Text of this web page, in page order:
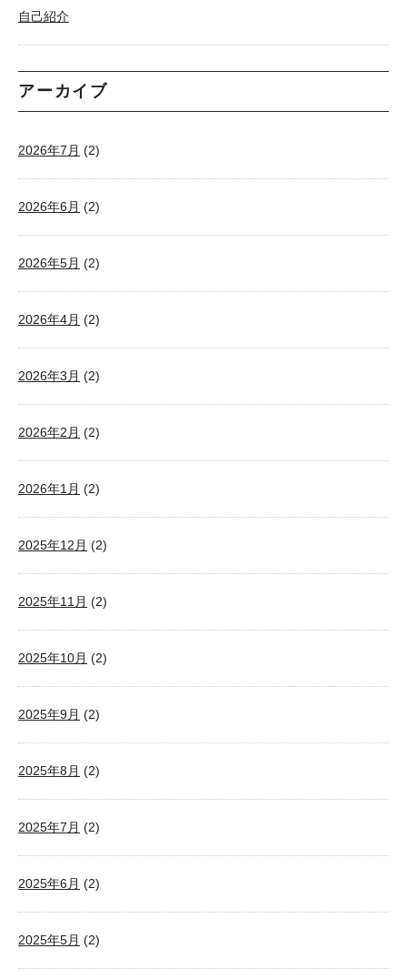
自己紹介
アーカイブ
2026年7月 (2)
2026年6月 (2)
2026年5月 (2)
2026年4月 (2)
2026年3月 (2)
2026年2月 (2)
2026年1月 (2)
2025年12月 (2)
2025年11月 (2)
2025年10月 (2)
2025年9月 (2)
2025年8月 (2)
2025年7月 (2)
2025年6月 (2)
2025年5月 (2)